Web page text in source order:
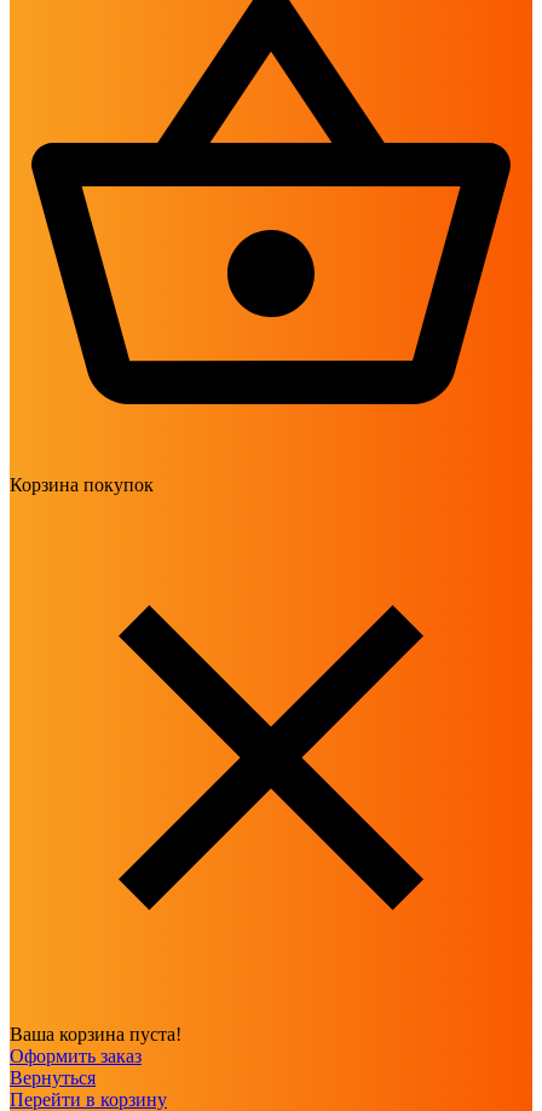
Корзина покупок
Ваша корзина пуста!
Оформить заказ
Вернуться
Перейти в корзину